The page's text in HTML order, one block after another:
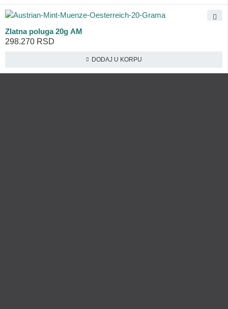
Zlatna poluga 20g AM
298.270 RSD
DODAJ U KORPU